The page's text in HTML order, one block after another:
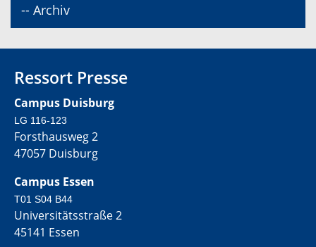
-- Archiv
Ressort Presse
Campus Duisburg
LG 116-123
Forsthausweg 2
47057 Duisburg
Campus Essen
T01 S04 B44
Universitätsstraße 2
45141 Essen